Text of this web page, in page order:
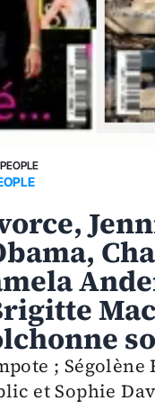
PEOPLE
; Ségolène
et Sophie